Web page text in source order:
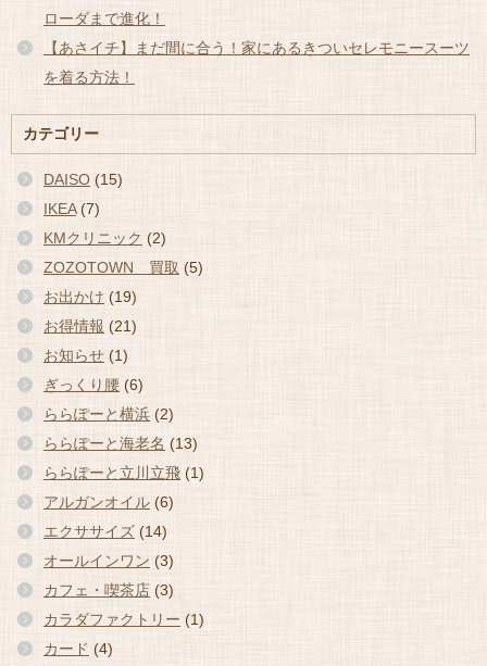
ローダまで進化！
【あさイチ】まだ間に合う！家にあるきついセレモニースーツ
を着る方法！
カテゴリー
DAISO (15)
IKEA(7)
KMクリニック (2)
ZOZOTOWN 買取 (5)
お出かけ (19)
お得情報 (21)
お知らせ (1)
ぎっくり腰 (6)
ららぽーと横浜 (2)
ららぽーと海老名 (13)
ららぽーと立川立飛 (1)
アルガンオイル (6)
エクササイズ (14)
オールインワン (3)
カフェ・喫茶店 (3)
カラダファクトリー (1)
カード (4)